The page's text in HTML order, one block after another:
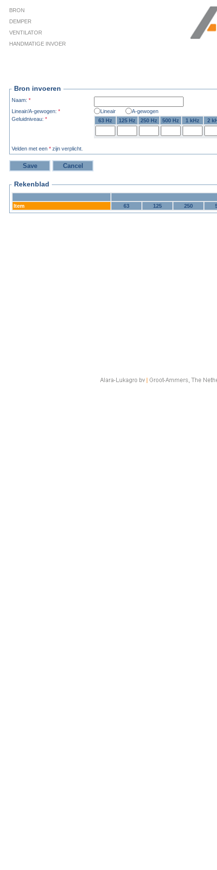
BRON
DEMPER
VENTILATOR
HANDMATIGE INVOER
Bron invoeren
Naam: *
Lineair/A-gewogen: * Lineair
A-gewogen
Geluidniveau: * 63 Hz 125 Hz 250 Hz 500 Hz 1 kHz 2
Velden met een * zijn verplicht.
Rekenblad
Item 63 125 250